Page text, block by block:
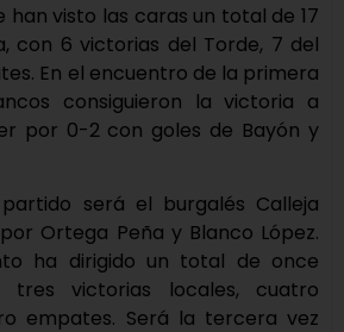
han visto las caras un total de 17
con 6 victorias del Torde, 7 del
En el encuentro de la primera
consiguieron la victoria a
por 0-2 con goles de Bayón y
será el burgalés Calleja
Ortega Peña y Blanco López.
ha dirigido un total de once
tres victorias locales, cuatro
empates. Será la tercera vez